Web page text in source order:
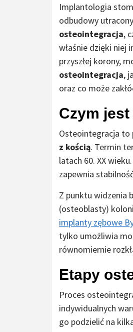
Implantologia
odbudowy
osteointegracja,
właśnie dzięki niej
przyszłej korony,
osteointegracja,
oraz co może
Czym
Osteointegracja to
z kością. Termin
latach 60. XX
zapewnia
Z punktu widzenia
(osteoblasty)
implanty zębowe
tylko umożliwia
równomiernie
Etapy
Proces
indywidualnych
go podzielić na